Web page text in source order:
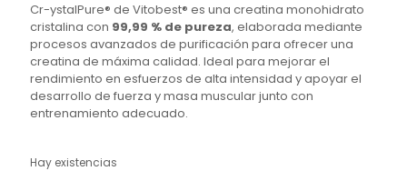
Cr-ystalPure® de Vitobest® es una creatina monohidrato
cristalina con 99,99 % de pureza, elaborada mediante
procesos avanzados de purificación para ofrecer una
creatina de máxima calidad. Ideal para mejorar el
rendimiento en esfuerzos de alta intensidad y apoyar el
desarrollo de fuerza y masa muscular junto con
entrenamiento adecuado.
Hay existencias